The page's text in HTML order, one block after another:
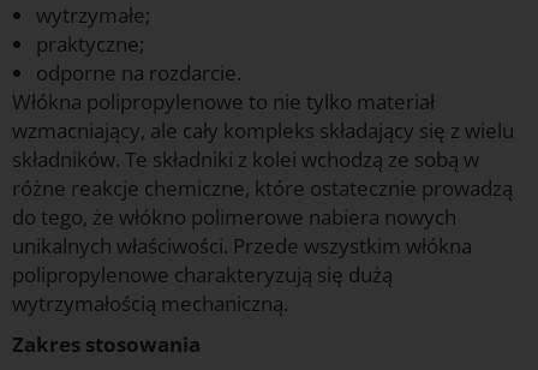
wytrzymałe;
praktyczne;
odporne na rozdarcie.
Włókna polipropylenowe to nie tylko materiał
wzmacniający, ale cały kompleks składający się z wielu
składników. Te składniki z kolei wchodzą ze sobą w
różne reakcje chemiczne, które ostatecznie prowadzą
do tego, że włókno polimerowe nabiera nowych
unikalnych właściwości. Przede wszystkim włókna
polipropylenowe charakteryzują się dużą
wytrzymałością mechaniczną.
Zakres stosowania